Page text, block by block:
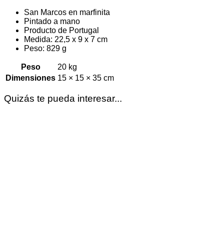
San Marcos en marfinita
Pintado a mano
Producto de Portugal
Medida: 22,5 x 9 x 7 cm
Peso: 829 g
Peso
20 kg
Dimensiones 15 × 15 × 35 cm
Quizás te pueda interesar...